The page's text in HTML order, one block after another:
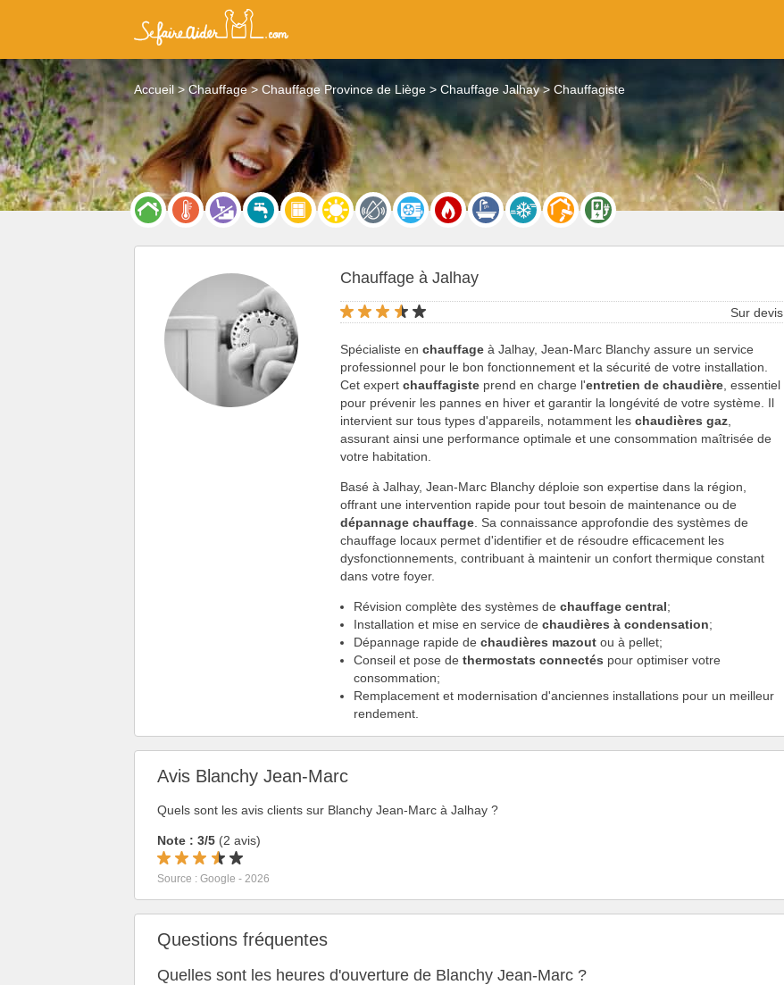
Accueil Chauffage Chauffage Province de Liège Chauffage Jalhay Chauffagiste
Chauffage à Jalhay
Sur devis
Spécialiste enchauffage à Jalhay, Jean-Marc Blanchy assure un service
professionnel pour le bon fonctionnement et la sécurité de votre installation.
Cet expertchauffagiste prend en charge l'entretien de chaudière , essentiel
pour prévenir les pannes en hiver et garantir la longévité de votre système. Il
intervient sur tous types d'appareils, notamment leschaudières gaz
assurant ainsi une performance optimale et une consommation maîtrisée de
votre habitation.
Basé à Jalhay, Jean-Marc Blanchy déploie son expertise dans la région,
offrant une intervention rapide pour tout besoin de maintenance ou de
dépannage chauffage . Sa connaissance approfondie des systèmes de
chauffage locaux permet d'identifier et de résoudre efficacement les
dysfonctionnements, contribuant à maintenir un confort thermique constant
dans votre foyer.
Révision complète des systèmes dechauffage central;
Installation et mise en service dechaudières à condensation;
Dépannage rapide dechaudières mazout ou à pellet;
Conseil et pose dethermostats connectés pour optimiser votre
consommation;
Remplacement et modernisation d'anciennes installations pour un meilleur
rendement.
Avis Blanchy Jean-Marc
Quels sont les avis clients sur Blanchy Jean-Marc à Jalhay ?
Note : 3/5 (2 avis)
Source : Google - 2026
Questions fréquentes
Quelles sont les heures d'ouverture de Blanchy Jean-Marc ?